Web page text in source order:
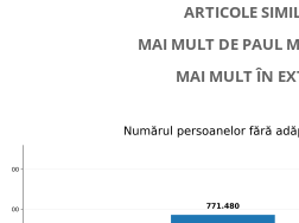
ARTICOLE
MAI MULT DE PAUL
MAI MULT ÎN